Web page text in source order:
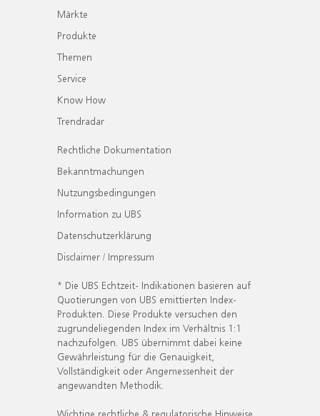
Märkte
Produkte
Themen
Service
Know How
Trendradar
Rechtliche Dokumentation
Bekanntmachungen
Nutzungsbedingungen
Information zu UBS
Datenschutzerklärung
Disclaimer / Impressum
* Die UBS Echtzeit- Indikationen basieren auf
Quotierungen von UBS emittierten Index-
Produkten. Diese Produkte versuchen den
zugrundeliegenden Index im Verhältnis 1:1
nachzufolgen. UBS übernimmt dabei keine
Gewährleistung für die Genauigkeit,
Vollständigkeit oder Angemessenheit der
angewandten Methodik.